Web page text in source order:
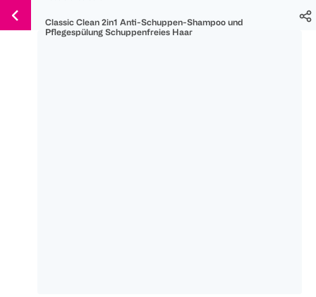
Für
150 Ös
Für
300 Ös
Für
500 Ös
Weiter
zum
Classic Clean 2in1 Anti-Schuppen-Shampoo und
Pflegespülung Schuppenfreies Haar